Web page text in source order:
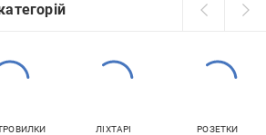
ЛІХТАРІ РОЗЕТКИ